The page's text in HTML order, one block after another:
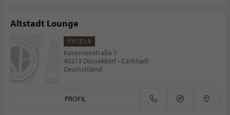
Altstadt Lounge
FRISEUR
Kasernenstraße 1
40213 Düsseldorf - Carlstadt
Deutschland
PROFIL